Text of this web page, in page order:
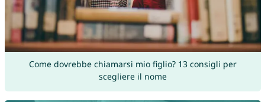
Come dovrebbe chiamarsi mio figlio? 13 consigli per
scegliere il nome